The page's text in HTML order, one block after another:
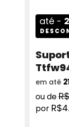
até -
em até